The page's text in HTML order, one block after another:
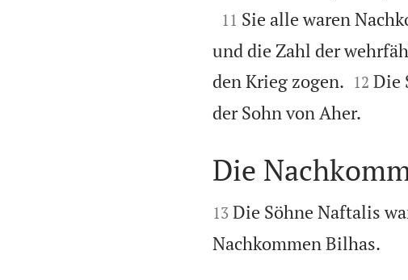

11 Sie alle waren
und die Zahl der
den Krieg zogen.
12 Die
der Sohn von Aher.

Die

13 Die Söhne Naftalis
Nachkommen Bilhas.